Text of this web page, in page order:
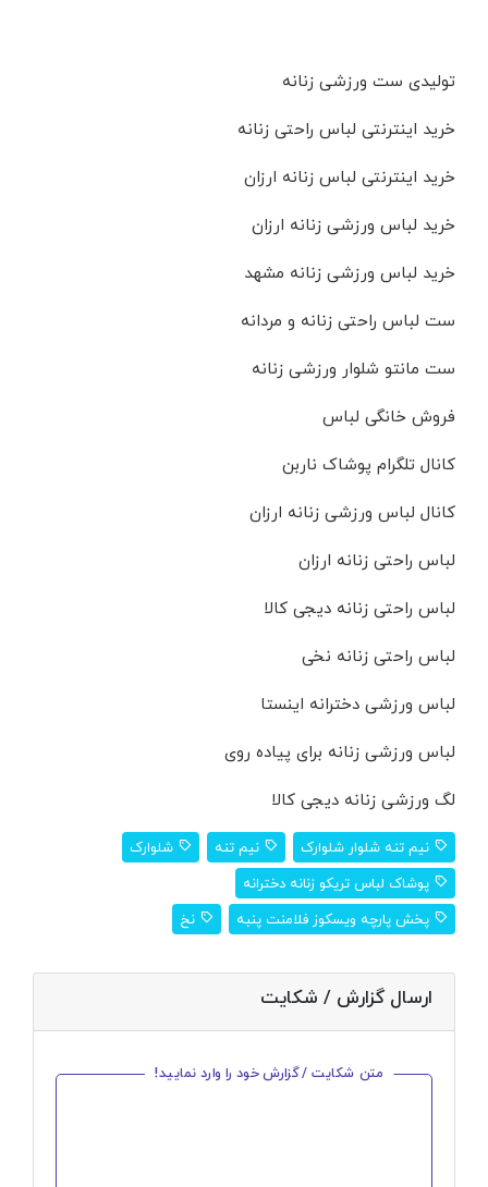
تولیدی ست ورزشی زنانه
خرید اینترنتی لباس راحتی زنانه
خرید اینترنتی لباس زنانه ارزان
خرید لباس ورزشی زنانه ارزان
خرید لباس ورزشی زنانه مشهد
ست لباس راحتی زنانه و مردانه
ست مانتو شلوار ورزشی زنانه
فروش خانگی لباس
کانال تلگرام پوشاک ناربن
کانال لباس ورزشی زنانه ارزان
لباس راحتی زنانه ارزان
لباس راحتی زنانه دیجی کالا
لباس راحتی زنانه نخی
لباس ورزشی دخترانه اینستا
لباس ورزشی زنانه برای پیاده روی
لگ ورزشی زنانه دیجی کالا
نیم تنه شلوار شلوارک نیم تنه
شلوارک
پوشاک لباس تریکو زنانه دخترانه
پخش پارچه ویسکوز فلامنت پنبه
نخ
ارسال گزارش / شکایت
متن شکایت / گزارش خود را وارد نمایید!